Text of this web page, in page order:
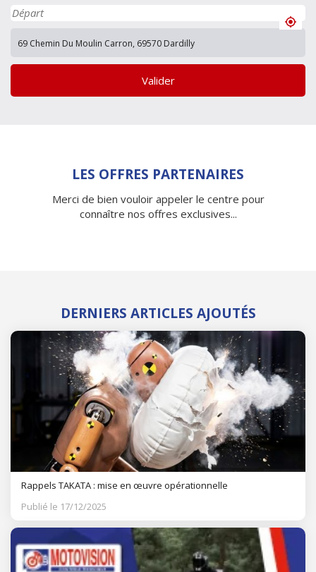
Valider
LES OFFRES PARTENAIRES
Merci de bien vouloir appeler le centre pour
connaître nos offres exclusives...
DERNIERS ARTICLES AJOUTÉS
Rappels TAKATA : mise en œuvre opérationnelle
Publié le 17/12/2025